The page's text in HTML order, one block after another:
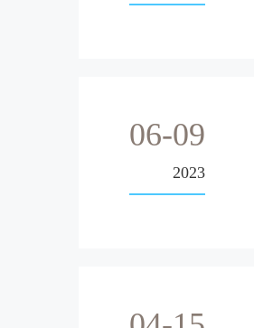
06-09
2023